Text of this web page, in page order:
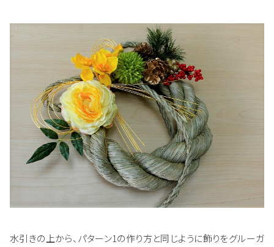
水引きの上から、パターン1の作り方と同じように飾りをグルーガ